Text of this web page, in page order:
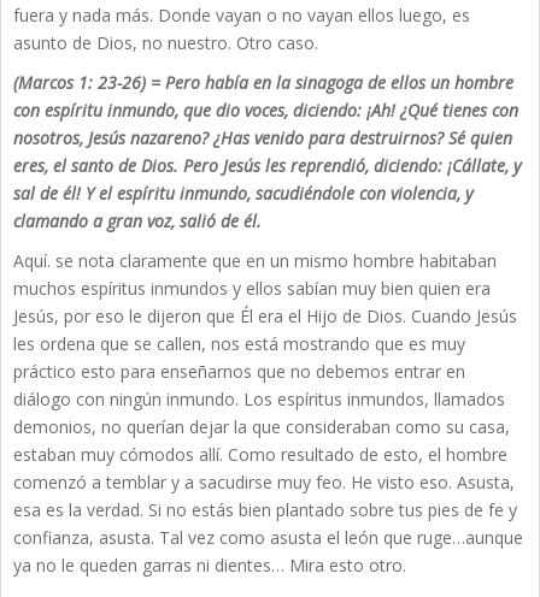
fuera y nada más. Donde vayan o no vayan ellos luego, es
asunto de Dios, no nuestro. Otro caso.
(Marcos 1: 23-26) = Pero había en la sinagoga de ellos un hombre
con espíritu inmundo, que dio voces, diciendo: ¡Ah! ¿Qué tienes con
nosotros, Jesús nazareno? ¿Has venido para destruirnos? Sé quien
eres, el santo de Dios. Pero Jesús les reprendió, diciendo: ¡Cállate, y
sal de él! Y el espíritu inmundo, sacudiéndole con violencia, y
clamando a gran voz, salió de él.
Aquí. se nota claramente que en un mismo hombre habitaban
muchos espíritus inmundos y ellos sabían muy bien quien era
Jesús, por eso le dijeron que Él era el Hijo de Dios. Cuando Jesús
les ordena que se callen, nos está mostrando que es muy
práctico esto para enseñarnos que no debemos entrar en
diálogo con ningún inmundo. Los espíritus inmundos, llamados
demonios, no querían dejar la que consideraban como su casa,
estaban muy cómodos allí. Como resultado de esto, el hombre
comenzó a temblar y a sacudirse muy feo. He visto eso. Asusta,
esa es la verdad. Si no estás bien plantado sobre tus pies de fe y
confianza, asusta. Tal vez como asusta el león que ruge…aunque
ya no le queden garras ni dientes… Mira esto otro.